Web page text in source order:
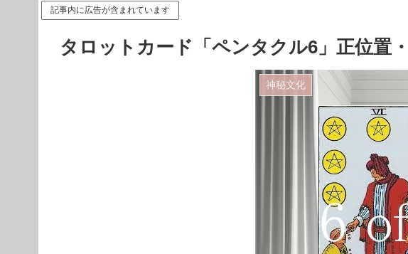
記事内に広告が含まれています
タロットカード「ペンタクル6」正位置
神秘文化